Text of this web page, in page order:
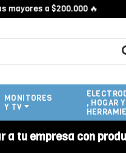
a $200.000 🔥
MONITORES
Y TV
, HOGAR Y
tu empresa con